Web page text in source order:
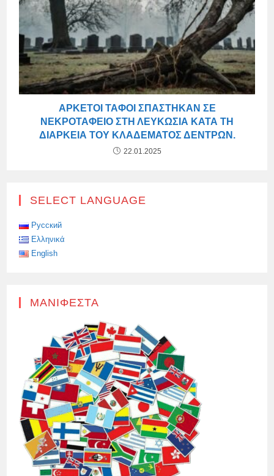
ΑΡΚΕΤΟΊ ΤΆΦΟΙ ΣΠΆΣΤΗΚΑΝ ΣΕ
ΝΕΚΡΟΤΑΦΕΊΟ ΣΤΗ ΛΕΥΚΩΣΊΑ ΚΑΤΆ ΤΗ
ΔΙΆΡΚΕΙΑ ΤΟΥ ΚΛΑΔΈΜΑΤΟΣ ΔΈΝΤΡΩΝ.
22.01.2025
SELECT LANGUAGE
Русский
Ελληνικά
English
ΜΑΝΙΦΈΣΤΑ